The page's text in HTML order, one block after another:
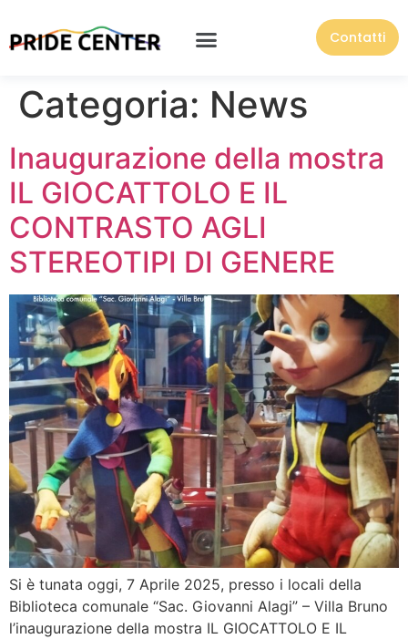
Contatti
Categoria: News
Inaugurazione della mostra
IL GIOCATTOLO E IL
CONTRASTO AGLI
STEREOTIPI DI GENERE
Si è tunata oggi, 7 Aprile 2025, presso i locali della
Biblioteca comunale “Sac. Giovanni Alagi” – Villa Bruno
l’inaugurazione della mostra IL GIOCATTOLO E IL